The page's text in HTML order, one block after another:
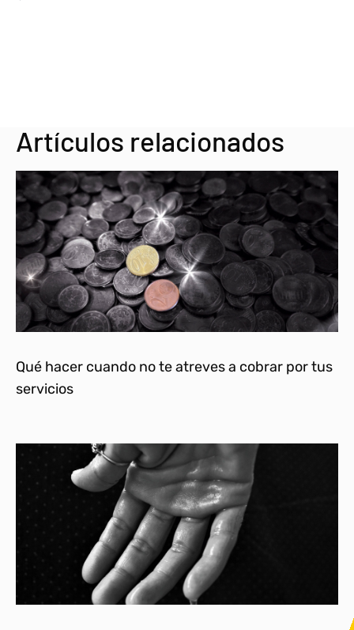
Artículos relacionados
Qué hacer cuando no te atreves a cobrar por tus
servicios